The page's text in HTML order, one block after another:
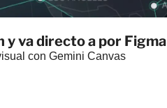
y va directo a por Figma
con Gemini Canvas